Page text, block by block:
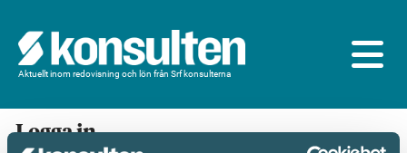
Aktuellt inom redovisning och lön från Srf konsulterna
Logga in